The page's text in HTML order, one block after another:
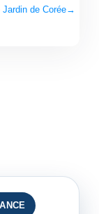
Jardin de Corée→